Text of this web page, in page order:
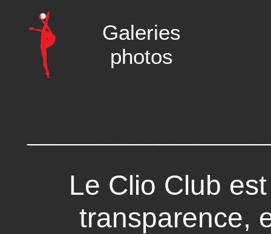
Galeries
photos
Le Clio Club
transparence,